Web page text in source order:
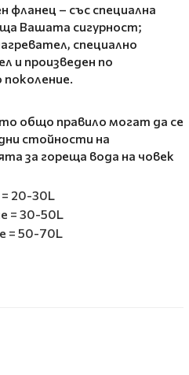
фланец – със специална
Вашата сигурност;
специално
и произведен по
общо правило могат да се
стойности на
за гореща вода на човек
20-30L
= 30-50L
= 50-70L